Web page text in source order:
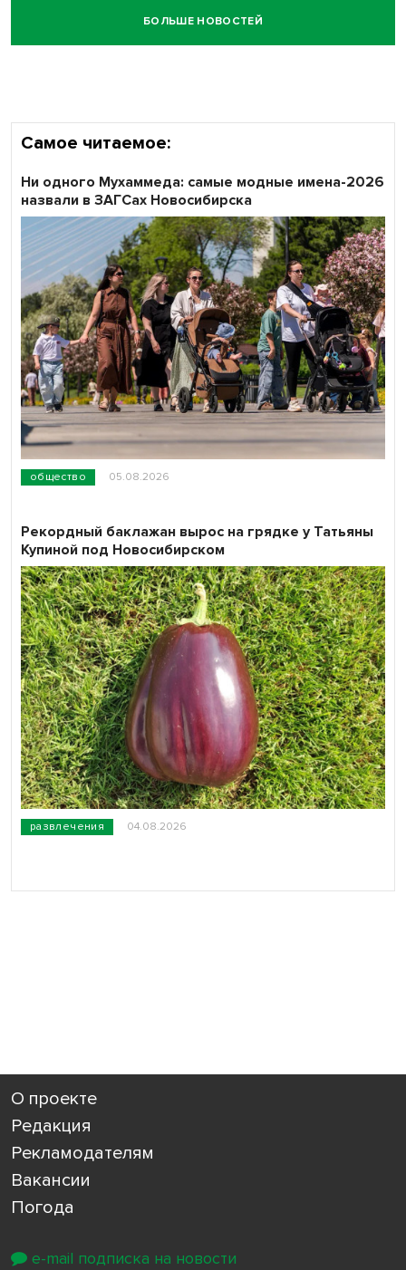
БОЛЬШЕ НОВОСТЕЙ
Самое читаемое:
общество 05.08.2026
Ни одного Мухаммеда: самые модные имена-2026
назвали в ЗАГСах Новосибирска
развлечения 04.08.2026
Рекордный баклажан вырос на грядке у Татьяны
Купиной под Новосибирском
О проекте
Редакция
Рекламодателям
Вакансии
Погода
e-mail подписка на новости